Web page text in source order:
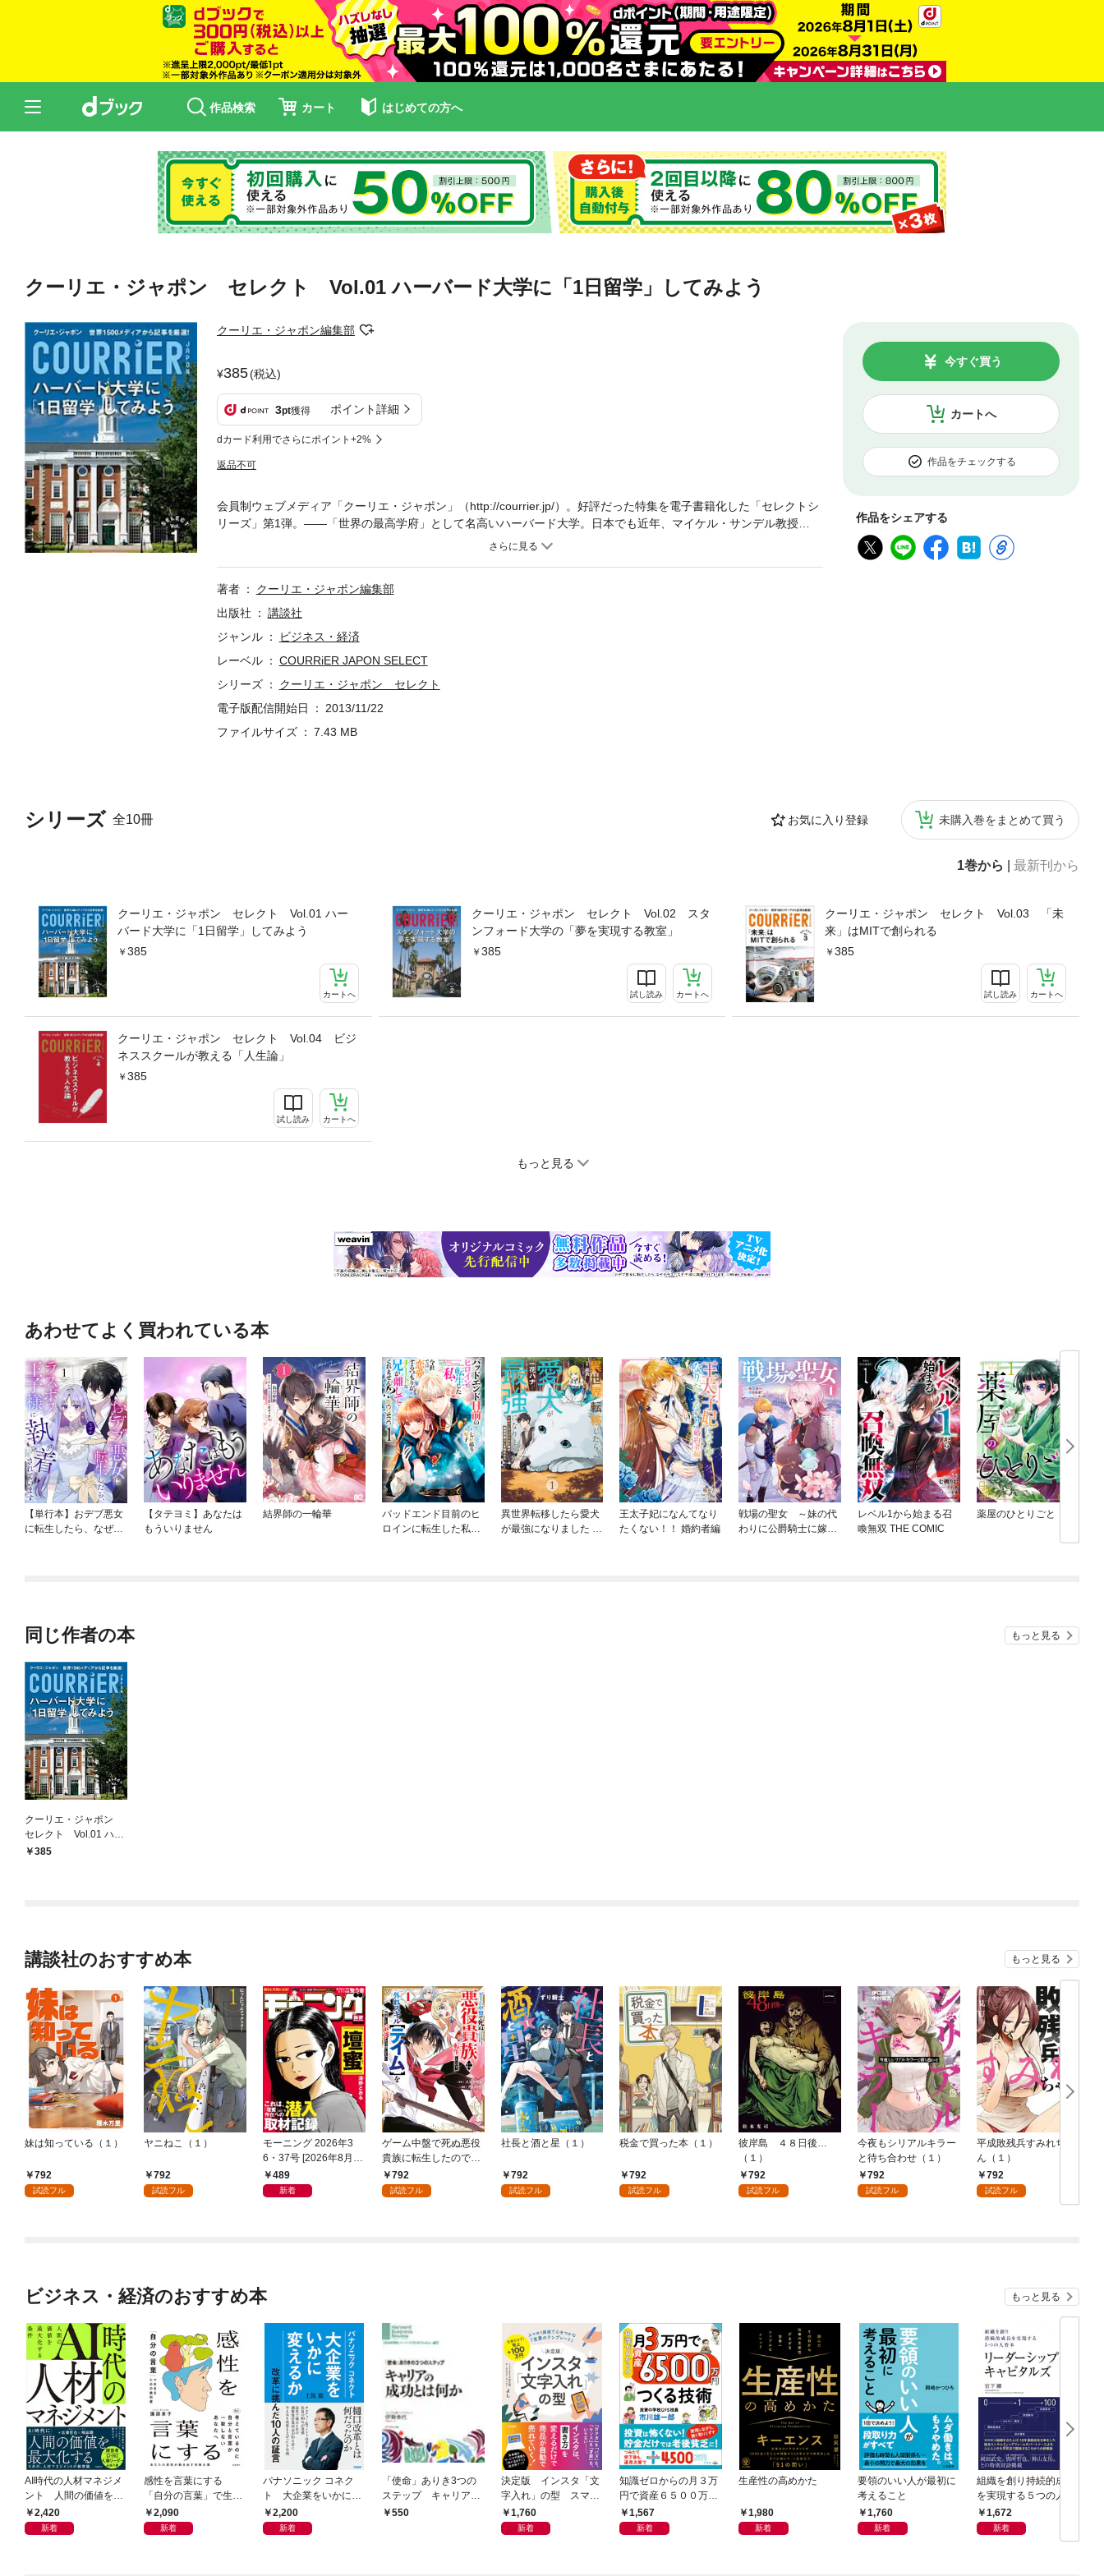
作品検索 カート はじめての方へ
クーリエ・ジャポン セレクト Vol.01 ハーバード大学に「1日留学」してみよう
クーリエ・ジャポン編集部
385(税込)
3pt獲得 ポイント詳細
dカード利用でさらにポイント+2%
返品不可
カートへ
今すぐ買う
作品をチェックする
作品をシェアする
シリーズ 全10冊 お気に入り登録 未購入巻をまとめて買う
1巻から 最新刊から
クーリエ・ジャポン セレクト Vol.01 ハー
バード大学に「1日留学」してみよう
385
カートへ
クーリエ・ジャポン セレクト Vol.02 スタ
ンフォード大学の「夢を実現する教室」
385
試し読み カートへ
クーリエ・ジャポン セレクト Vol.03 「未
来」はMITで創られる
385
試し読み カートへ
クーリエ・ジャポン セレクト Vol.04 ビジ
ネススクールが教える「人生論」
385
試し読み カートへ
もっと見る
会員制ウェブメディア「クーリエ・ジャポン」（http://courrier.jp/）。好評だった特集を電子書籍化した「セレクトシ
リーズ」第1弾。――「世界の最高学府」として名高いハーバード大学。日本でも近年、マイケル・サンデル教授
の“白熱教室”が注目を集めたが、かの地では日々、一流の講師たちが刺激的な授業を繰り広げている。知的刺激に満ち
検索、辞書の参照、引用などの機能も使用できません。
著者
クーリエ・ジャポン編集部
出版社
講談社
ジャンル
ビジネス・経済
レーベル
COURRiER JAPON SELECT
シリーズ
クーリエ・ジャポン セレクト
電子版配信開始日
2013/11/22
ファイルサイズ
7.43 MB
あわせてよく買われている本
【単行本】おデブ悪女
に転生したら、なぜか
【タテヨミ】あなたは
もういりません
結界師の一輪華
バッドエンド目前のヒ
ロインに転生した私、
異世界転移したら愛犬
が最強になりました ～
王太子妃になんてなり
たくない！！ 婚約者編
戦場の聖女 ～妹の代
わりに公爵騎士に嫁ぐ
レベル1から始まる召
喚無双 THE COMIC
薬屋のひとりごと
同じ作者の本 もっと見る
クーリエ・ジャポン
セレクト Vol.01 ハー
バード大学に「1日留
385
講談社のおすすめ本 もっと見る
妹は知っている（１）
792
試読フル
ヤニねこ（１）
792
試読フル
モーニング 2026年3
6・37号 [2026年8月6
日発売]
489
新着
ゲーム中盤で死ぬ悪役
貴族に転生したので、
外れスキル【テイム】
を駆使して最強を目指
792
試読フル
社長と酒と星（１）
792
試読フル
税金で買った本（１）
792
試読フル
彼岸島 ４８日後…
（１）
792
試読フル
今夜もシリアルキラー
と待ち合わせ（１）
792
試読フル
平成敗残兵すみれちゃ
ん（１）
792
試読フル
ビジネス・経済のおすすめ本 もっと見る
AI時代の人材マネジメ
ント 人間の価値を最
大化する条件
2,420
新着
感性を言葉にする
「自分の言葉」で生き
るための教科書
2,090
新着
パナソニック コネク
ト 大企業をいかに変
えるか
2,200
新着
「使命」ありき3つの
ステップ キャリアの
成功とは何か
550
決定版 インスタ「文
字入れ」の型 スマホ
１画面で心をつかむ
「言葉のテンプレー
1,760
新着
知識ゼロからの月３万
円で資産６５００万円
つくる技術
1,567
新着
生産性の高めかた
1,980
新着
要領のいい人が最初に
考えること
1,760
新着
組織を創り持続的成長
を実現する５つの人資
本 リーダーシップ・
キャピタルズ
1,672
新着